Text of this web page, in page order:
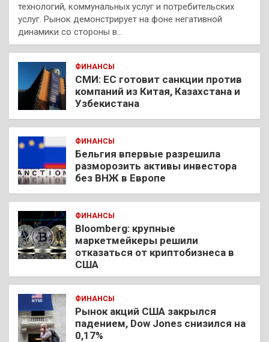
технологий, коммунальных услуг и потребительских
услуг. Рынок демонстрирует на фоне негативной
динамики со стороны в…
ФИНАНСЫ
СМИ: ЕС готовит санкции против
компаний из Китая, Казахстана и
Узбекистана
ФИНАНСЫ
Бельгия впервые разрешила
разморозить активы инвестора
без ВНЖ в Европе
ФИНАНСЫ
Bloomberg: крупные
маркетмейкеры решили
отказаться от криптобизнеса в
США
ФИНАНСЫ
Рынок акций США закрылся
падением, Dow Jones снизился на
0,17%